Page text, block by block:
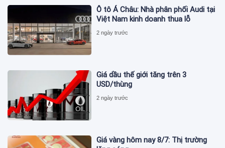
Ô tô Á Châu: Nhà phân phối Audi tại
Việt Nam kinh doanh thua lỗ
2 ngày trước
Giá dầu thế giới tăng trên 3
USD/thùng
2 ngày trước
Giá vàng hôm nay 8/7: Thị trường